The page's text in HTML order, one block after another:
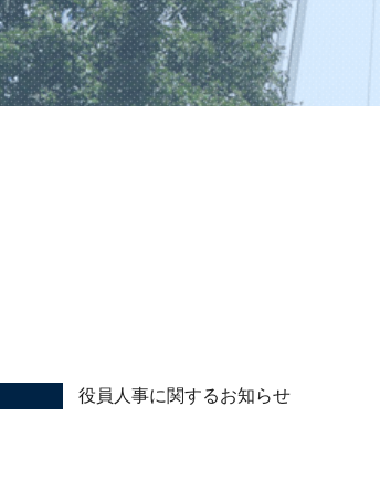
役員人事に関するお知らせ